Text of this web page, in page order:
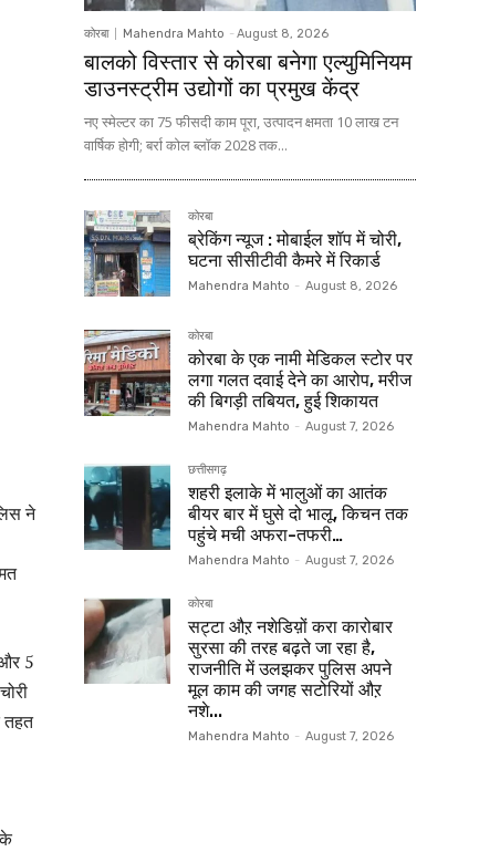
ने
5
तहत
कोरबा Mahendra Mahto - August 8, 2026
बालको विस्तार से कोरबा बनेगा एल्युमिनियम
डाउनस्ट्रीम उद्योगों का प्रमुख केंद्र
नए स्मेल्टर का 75 फीसदी काम पूरा, उत्पादन क्षमता 10 लाख टन
वार्षिक होगी; बर्रा कोल ब्लॉक 2028 तक...
कोरबा
ब्रेकिंग न्यूज : मोबाईल शॉप में चोरी,
घटना सीसीटीवी कैमरे में रिकार्ड
Mahendra Mahto - August 8, 2026
कोरबा
कोरबा के एक नामी मेडिकल स्टोर पर
लगा गलत दवाई देने का आरोप, मरीज
की बिगड़ी तबियत, हुई शिकायत
Mahendra Mahto - August 7, 2026
छत्तीसगढ़
शहरी इलाके में भालुओं का आतंक
बीयर बार में घुसे दो भालू, किचन तक
पहुंचे मची अफरा-तफरी…
Mahendra Mahto - August 7, 2026
कोरबा
सट्टा औऱ नशेडिय़ों करा कारोबार
सुरसा की तरह बढ़ते जा रहा है,
राजनीति में उलझकर पुलिस अपने
मूल काम की जगह सटोरियों औऱ
नशे...
Mahendra Mahto - August 7, 2026